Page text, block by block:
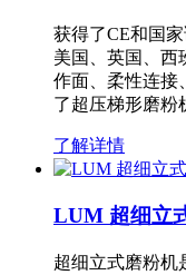
获得了CE和国
美国、英国、西
作面、柔性连接
了超压梯形磨
了解详情
LUM 超细立
超细立式磨粉机